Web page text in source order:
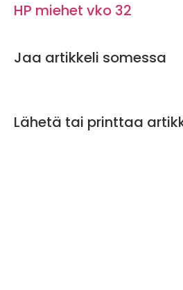
HP miehet vko 32
Jaa artikkeli somessa
Lähetä tai printtaa